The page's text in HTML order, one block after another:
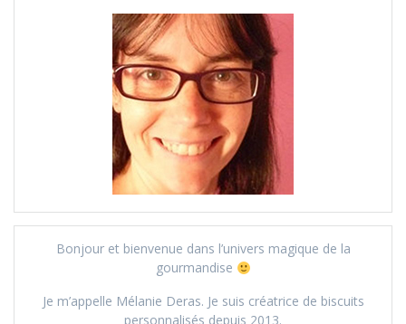
Bonjour et bienvenue dans l’univers magique de la
gourmandise
Je m’appelle Mélanie Deras. Je suis créatrice de biscuits
personnalisés depuis 2013.